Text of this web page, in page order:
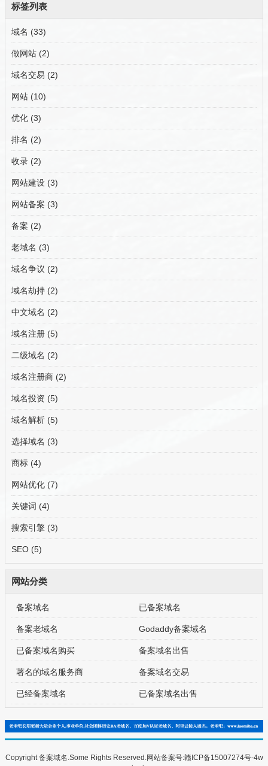
标签列表
域名 (33)
做网站 (2)
域名交易 (2)
网站 (10)
优化 (3)
排名 (2)
收录 (2)
网站建设 (3)
网站备案 (3)
备案 (2)
老域名 (3)
域名争议 (2)
域名劫持 (2)
中文域名 (2)
域名注册 (5)
二级域名 (2)
域名注册商 (2)
域名投资 (5)
域名解析 (5)
选择域名 (3)
商标 (4)
网站优化 (7)
关键词 (4)
搜索引擎 (3)
SEO (5)
网站分类
备案域名 已备案域名
备案老域名 Godaddy备案域名
已备案域名购买 备案域名出售
著名的域名服务商 备案域名交易
已经备案域名 已备案域名出售
Copyright 备案域名.Some Rights Reserved.网站备案号:赣ICP备15007274号-4w